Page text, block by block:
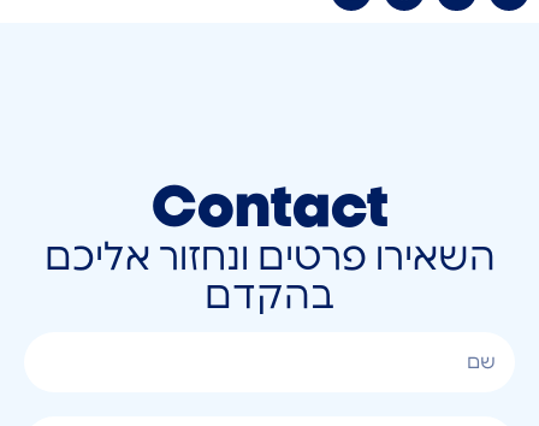
Contact
השאירו פרטים ונחזור אליכם
בהקדם